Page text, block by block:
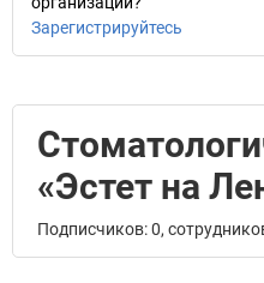
Зарегистрируйтесь
«Эстет на
Подписчиков: 0,